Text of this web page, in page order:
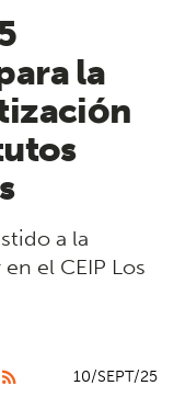
la
a la
el CEIP Los
10/SEPT/25